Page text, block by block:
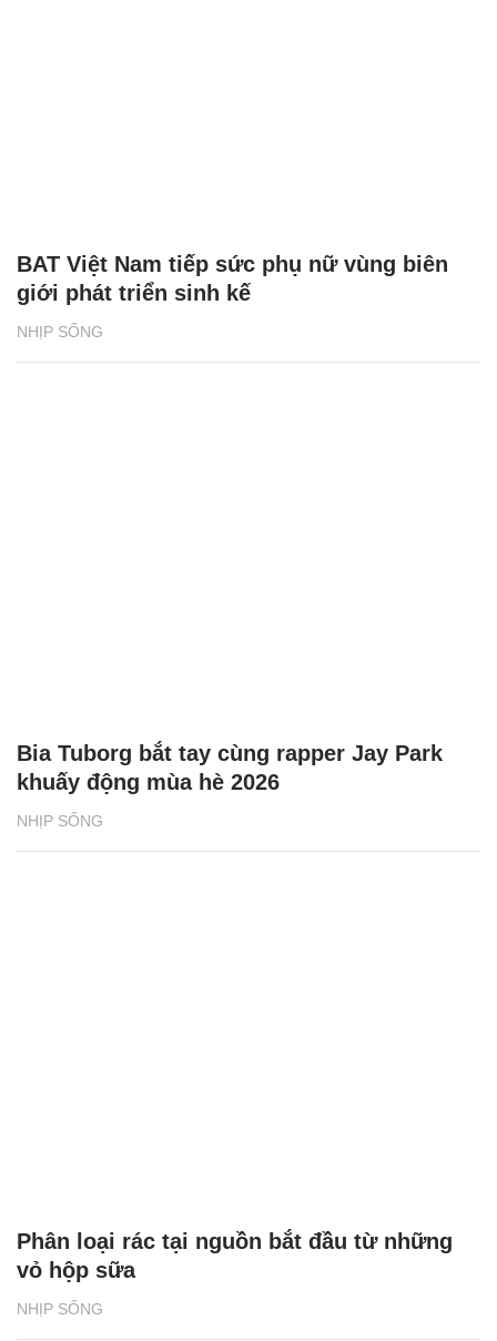
NHỊP SỐNG
BAT Việt Nam tiếp sức phụ nữ vùng biên
giới phát triển sinh kế
NHỊP SỐNG
Bia Tuborg bắt tay cùng rapper Jay Park
khuấy động mùa hè 2026
NHỊP SỐNG
Phân loại rác tại nguồn bắt đầu từ những
vỏ hộp sữa